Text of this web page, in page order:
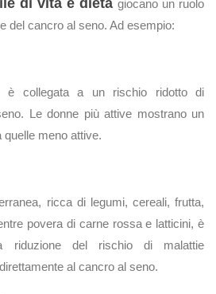
di vita e dieta giocano un ruolo
del cancro al seno. Ad esempio:
è collegata a un rischio ridotto di
Le donne più attive mostrano un
quelle meno attive.
ricca di legumi, cereali, frutta,
povera di carne rossa e latticini, è
riduzione del rischio di malattie
al cancro al seno.